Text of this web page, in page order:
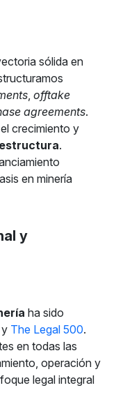
sólida en
, offtake
agreements.
crecimiento y
.
en minería
y
ha sido
y The Legal 500.
en todas las
operación y
legal integral